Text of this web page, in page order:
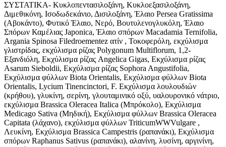
ΣΥΣΤΑΤΙΚΑ- Κυκλοπεντασιλοξάνη, Κυκλοεξασιλοξάνη,
Διμεθικόνη, Ισοδωδεκάνιο, Δισιλοξάνη, Έλαιο Persea Gratissima
(Αβοκάντο), Φυτικό Έλαιο, Νερό, Βουτυλενογλυκόλη, Έλαιο
Σπόρων Καμέλιας Japonica, Έλαιο σπόρων Macadamia Ternifolia,
Argania Spinosa Filedroementez ατίν , Τοκοφερόλη, εκχύλισμα
γλιστρίδας, εκχύλισμα ρίζας Polygonum Multiflorum, 1,2-
Εξανδιόλη, Εκχύλισμα ρίζας Angelica Gigas, Εκχύλισμα ρίζας
Asarum Sieboldii, Εκχύλισμα ρίζας Sophora Angustifolia,
Εκχύλισμα φύλλων Biota Orientalis, Εκχύλισμα φύλλων Biota
Orientalis, Lycium Tinencinctori, F. Εκχύλισμα λουλουδιών
(κρήθου), γλυκίνη, σερίνη, γλουταμινικό οξύ, υαλουρονικό νάτριο,
εκχύλισμα Brassica Oleracea Italica (Μπρόκολο), Εκχύλισμα
Medicago Sativa (Μηδική), Εκχύλισμα φύλλων Brassica Oleracea
Capitata (λάχανο), εκχύλισμα φύλλων TriticumWWVulgare ,
Λευκίνη, Εκχύλισμα Brassica Campestris (ραπανάκι), Εκχύλισμα
σπόρων Raphanus Sativus (ραπανάκι), αλανίνη, λυσίνη, αργινίνη,